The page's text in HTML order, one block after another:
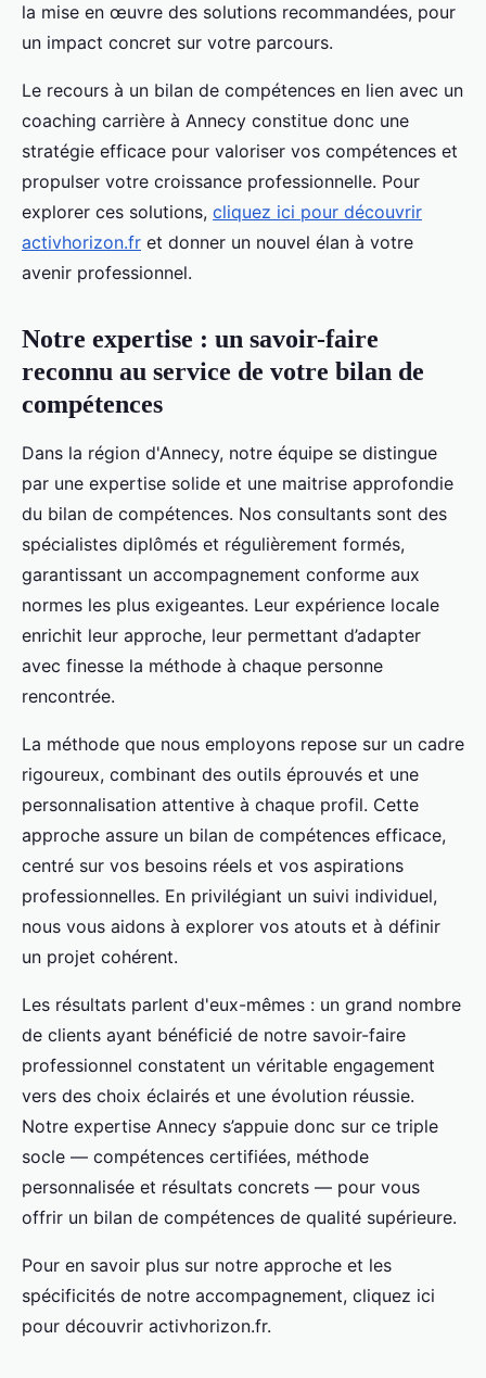
la mise en œuvre des solutions recommandées, pour
un impact concret sur votre parcours.
Le recours à un bilan de compétences en lien avec un
coaching carrière à Annecy constitue donc une
stratégie efficace pour valoriser vos compétences et
propulser votre croissance professionnelle. Pour
explorer ces solutions, cliquez ici pour découvrir
activhorizon.fr et donner un nouvel élan à votre
avenir professionnel.
Notre expertise : un savoir-faire
reconnu au service de votre bilan de
compétences
Dans la région d'Annecy, notre équipe se distingue
par une expertise solide et une maitrise approfondie
du bilan de compétences. Nos consultants sont des
spécialistes diplômés et régulièrement formés,
garantissant un accompagnement conforme aux
normes les plus exigeantes. Leur expérience locale
enrichit leur approche, leur permettant d’adapter
avec finesse la méthode à chaque personne
rencontrée.
La méthode que nous employons repose sur un cadre
rigoureux, combinant des outils éprouvés et une
personnalisation attentive à chaque profil. Cette
approche assure un bilan de compétences efficace,
centré sur vos besoins réels et vos aspirations
professionnelles. En privilégiant un suivi individuel,
nous vous aidons à explorer vos atouts et à définir
un projet cohérent.
Les résultats parlent d'eux-mêmes : un grand nombre
de clients ayant bénéficié de notre savoir-faire
professionnel constatent un véritable engagement
vers des choix éclairés et une évolution réussie.
Notre expertise Annecy s’appuie donc sur ce triple
socle — compétences certifiées, méthode
personnalisée et résultats concrets — pour vous
offrir un bilan de compétences de qualité supérieure.
Pour en savoir plus sur notre approche et les
spécificités de notre accompagnement, cliquez ici
pour découvrir activhorizon.fr.